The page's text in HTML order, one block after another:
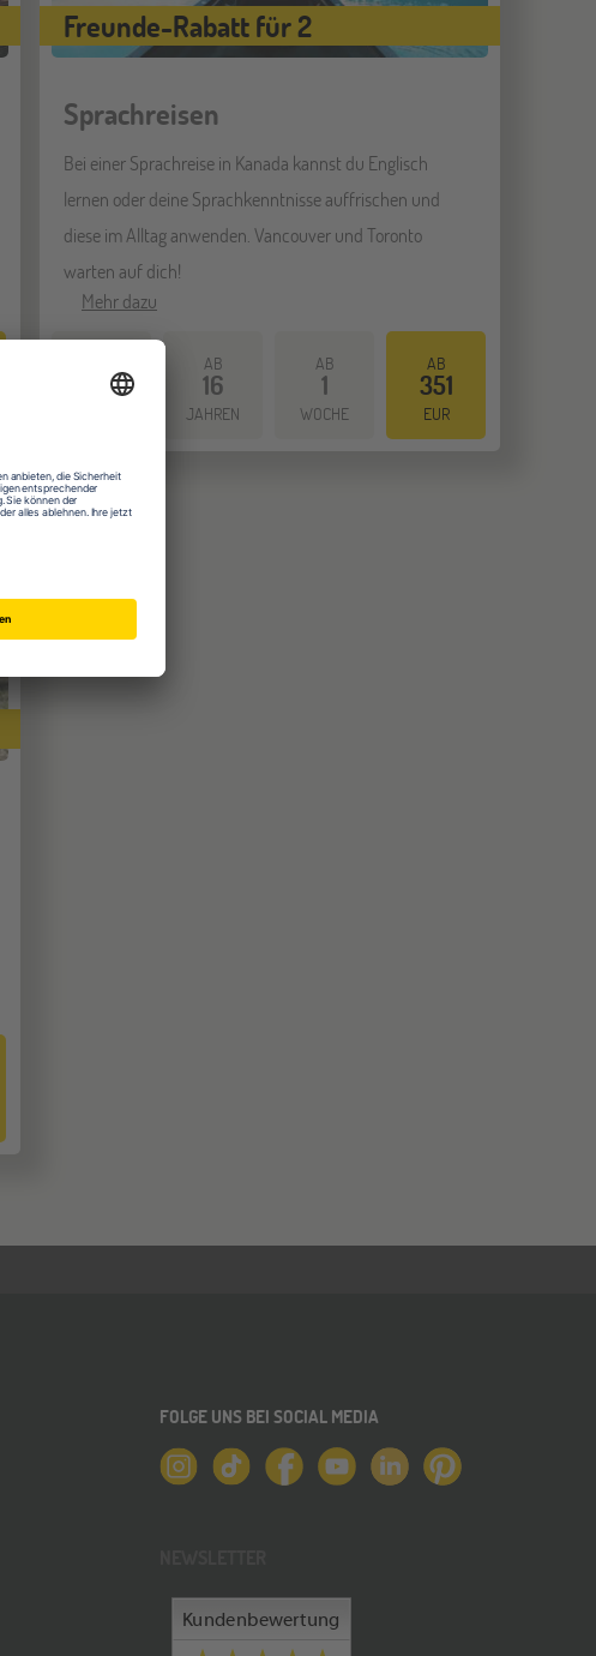
Freunde-Rabatt für 2
Sprachreisen
Bei einer Sprachreise in Kanada kannst du Englisch
lernen oder deine Sprachkenntnisse auffrischen und
diese im Alltag anwenden. Vancouver und Toronto
warten auf dich!
Mehr dazu
SPRACH
REISEN
AB
16
JAHREN
AB
1
WOCHE
AB
351
EUR
FOLGE UNS BEI SOCIAL MEDIA